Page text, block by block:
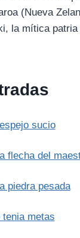
(Nueva
la mítica
sucio
flecha del
piedra pesada
tenia metas